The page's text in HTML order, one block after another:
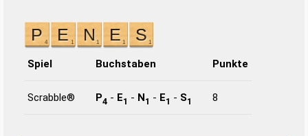
Spiel Buchstaben Punkte
Scrabble® P4 - E1 - N1 - E1 - S1 8